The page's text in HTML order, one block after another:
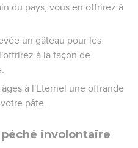
du pays, vous en offrirez à
un gâteau pour les
à la façon de
à l'Eternel une offrande
pâte.
involontaire